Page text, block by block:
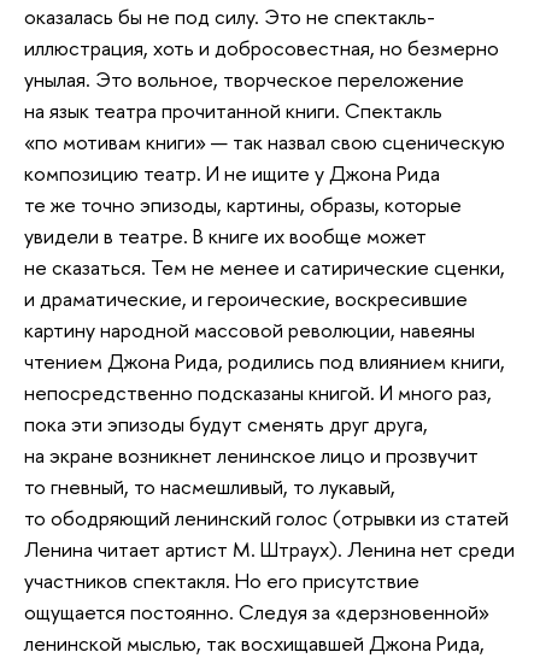
оказалась бы не под силу. Это не спектакль-
иллюстрация, хоть и добросовестная, но безмерно
унылая. Это вольное, творческое переложение
на язык театра прочитанной книги. Спектакль
«по мотивам книги» — так назвал свою сценическую
композицию театр. И не ищите у Джона Рида
те же точно эпизоды, картины, образы, которые
увидели в театре. В книге их вообще может
не сказаться. Тем не менее и сатирические сценки,
и драматические, и героические, воскресившие
картину народной массовой революции, навеяны
чтением Джона Рида, родились под влиянием книги,
непосредственно подсказаны книгой. И много раз,
пока эти эпизоды будут сменять друг друга,
на экране возникнет ленинское лицо и прозвучит
то гневный, то насмешливый, то лукавый,
то ободряющий ленинский голос (отрывки из статей
Ленина читает артист М. Штраух). Ленина нет среди
участников спектакля. Но его присутствие
ощущается постоянно. Следуя за «дерзновенной»
ленинской мыслью, так восхищавшей Джона Рида,